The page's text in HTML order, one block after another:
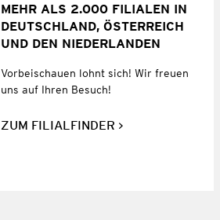
MEHR ALS 2.000 FILIALEN IN
DEUTSCHLAND, ÖSTERREICH
UND DEN NIEDERLANDEN
Vorbeischauen lohnt sich! Wir freuen
uns auf Ihren Besuch!
ZUM FILIALFINDER